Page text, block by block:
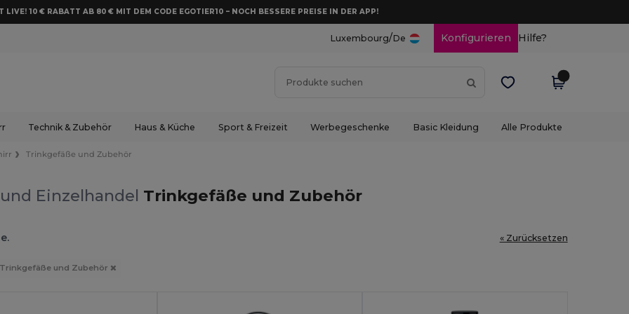
LIVE! 10 € RABATT AB 80 € MIT DEM CODE EGOTIER10 – NOCH BESSERE PREISE IN DER APP!
Luxembourg/De Konfigurieren Hilfe?
Technik & Zubehör Haus & Küche Sport & Freizeit Werbegeschenke Basic Kleidung Alle Produkte
Trinkgefäße und Zubehör
Einzelhandel Trinkgefäße und Zubehör
« Zurücksetzen
und Zubehör